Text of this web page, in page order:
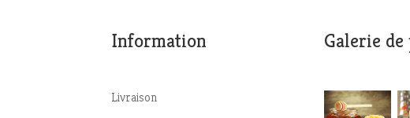
Information
Livraison
Galerie de